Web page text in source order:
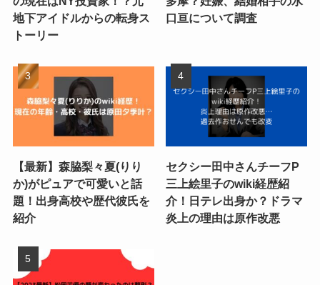
地下アイドルからの転身ス
トーリー
口亘について調査
【最新】森脇梨々夏(りり
か)がピュアで可愛いと話
題！出身高校や歴代彼氏を
紹介
セクシー田中さんチーフP
三上絵里子のwiki経歴紹
介！日テレ出身か？ドラマ
炎上の理由は原作改悪